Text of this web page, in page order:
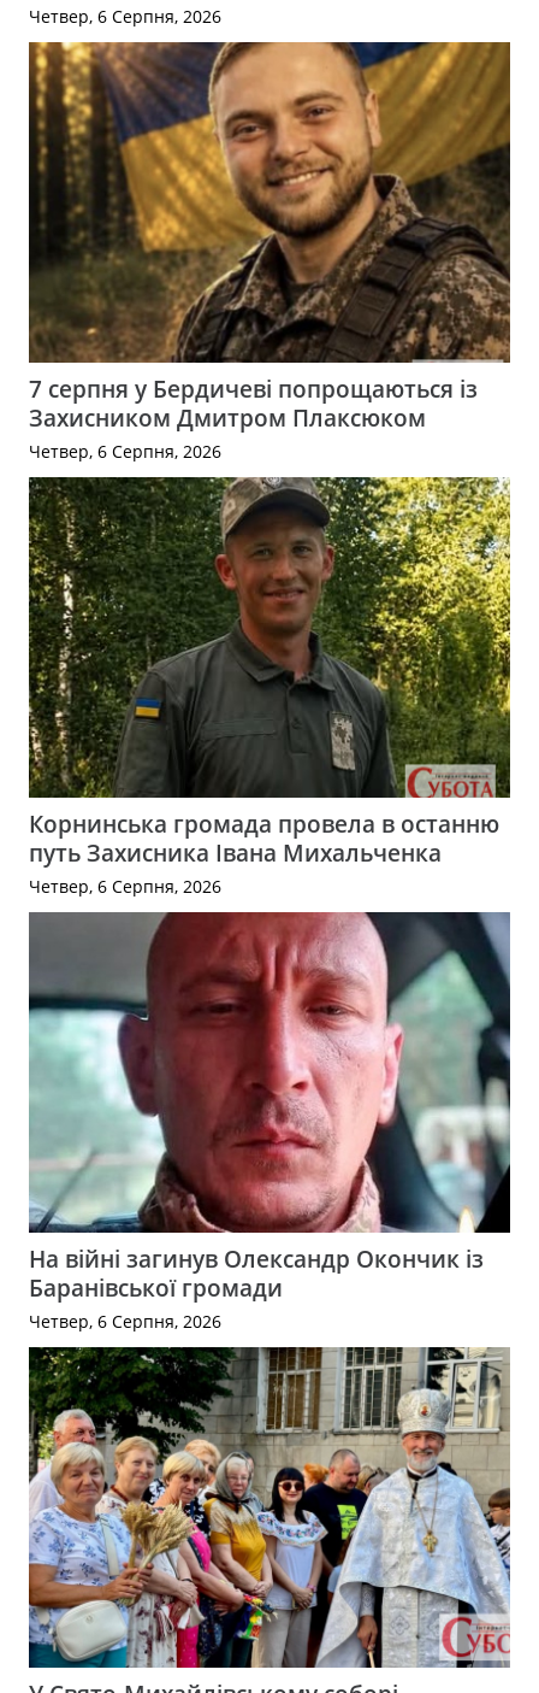
Четвер, 6 Серпня, 2026
7 серпня у Бердичеві попрощаються із
Захисником Дмитром Плаксюком
Четвер, 6 Серпня, 2026
Корнинська громада провела в останню
путь Захисника Івана Михальченка
Четвер, 6 Серпня, 2026
На війні загинув Олександр Окончик із
Баранівської громади
Четвер, 6 Серпня, 2026